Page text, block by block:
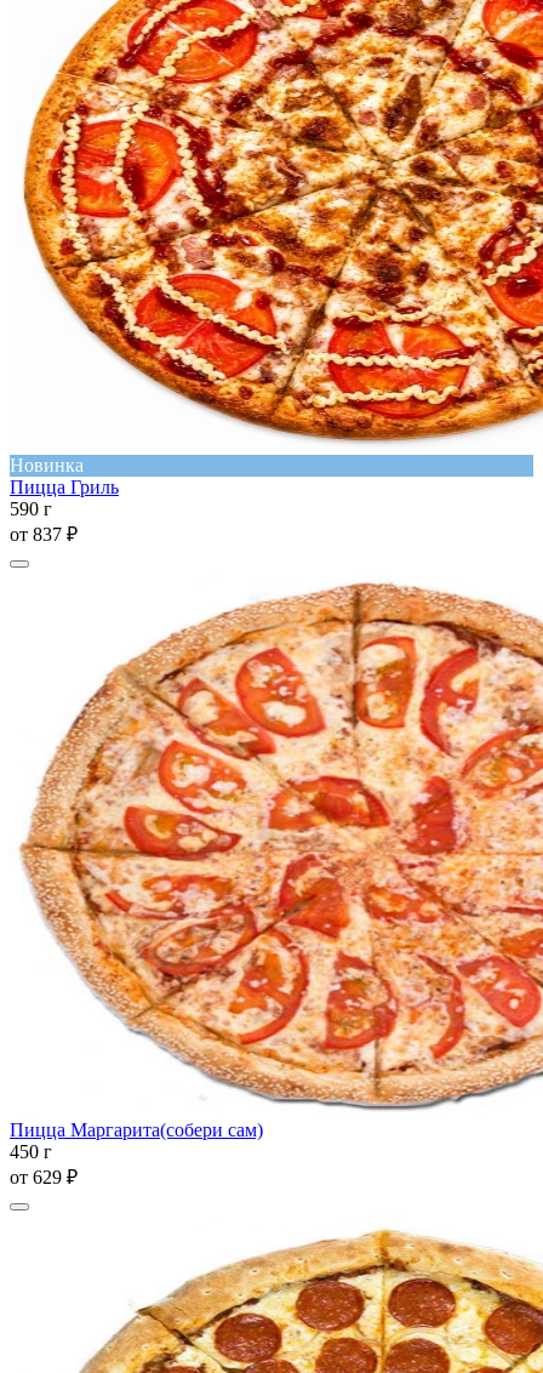
Новинка
Пицца Гриль
590 г
от 837 ₽
Пицца Маргарита(собери сам)
450 г
от 629 ₽